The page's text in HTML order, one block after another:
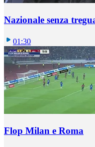
Nazionale senza
01:30
Flop Milan e Roma